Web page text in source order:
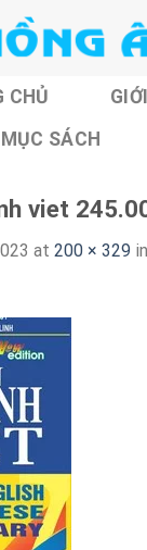
CHỦ
SÁCH
viet
at 200 × 329 in